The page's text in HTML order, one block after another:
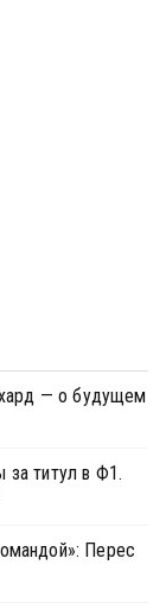
— о будущем
за титул в Ф1.
Перес